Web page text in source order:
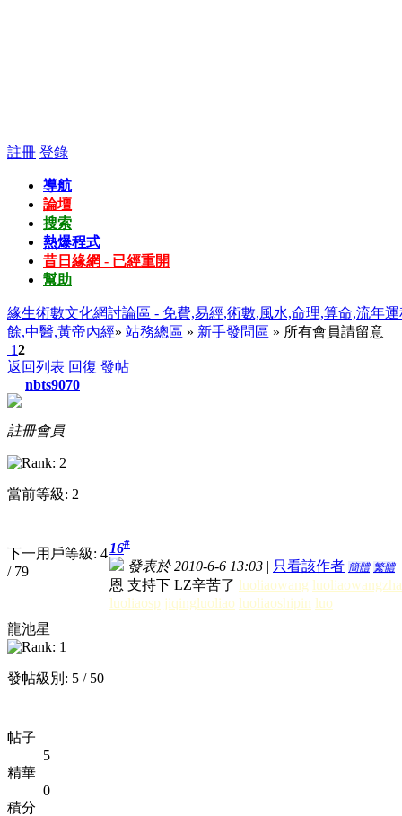
註冊 登錄
導航
論壇
搜索
熱爆程式
昔日緣網 - 已經重開
幫助
緣生術數文化網討論區 - 免費,易經,術數,風水,命理,算命,流年
餘,中醫,黃帝內經» 站務總區 » 新手發問區 » 所有會員請留意
12
返回列表 回復 發帖
nbts9070
註冊會員
當前等級: 2
下一用戶等級: 4
/ 79
龍池星
發帖級別: 5 / 50
帖子
5
精華
0
積分
16#
發表於 2010-6-6 13:03 | 只看該作者 簡體 繁體
恩 支持下 LZ辛苦了 luoliaowang
luoliaosp jiqingluoliao luoliaoshipin luo